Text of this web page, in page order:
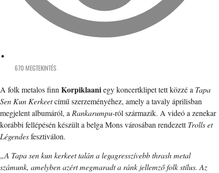
670 MEGTEKINTÉS
A folk metalos finnKorpiklaaniegy koncertklipet tett közzé a Tapa
Sen Kun Kerkeetcímű szerzeményéhez, amely a tavaly áprilisban
megjelent albumáról, aRankarumpu-ról származik. A videó a zenekar
korábbi fellépésén készült a belga Mons városában rendezettTrolls et
Légendesfesztiválon.
„A Tapa sen kun kerkeet talán a legagresszívebb thrash metal
számunk, amelyben azért megmaradt a ránk jellemző folk stílus. Az